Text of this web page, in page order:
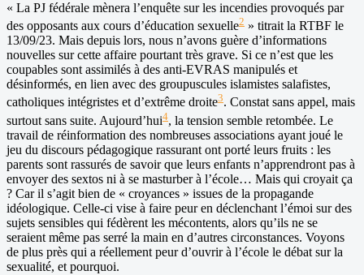
« La PJ fédérale mènera l’enquête sur les incendies provoqués par
des opposants aux cours d’éducation sexuelle2 » titrait la RTBF le
13/09/23. Mais depuis lors, nous n’avons guère d’informations
nouvelles sur cette affaire pourtant très grave. Si ce n’est que les
coupables sont assimilés à des anti-EVRAS manipulés et
désinformés, en lien avec des groupuscules islamistes salafistes,
catholiques intégristes et d’extrême droite3. Constat sans appel, mais
surtout sans suite. Aujourd’hui4, la tension semble retombée. Le
travail de réinformation des nombreuses associations ayant joué le
jeu du discours pédagogique rassurant ont porté leurs fruits : les
parents sont rassurés de savoir que leurs enfants n’apprendront pas à
envoyer des sextos ni à se masturber à l’école… Mais qui croyait ça
? Car il s’agit bien de « croyances » issues de la propagande
idéologique. Celle-ci vise à faire peur en déclenchant l’émoi sur des
sujets sensibles qui fédèrent les mécontents, alors qu’ils ne se
seraient même pas serré la main en d’autres circonstances. Voyons
de plus près qui a réellement peur d’ouvrir à l’école le débat sur la
sexualité, et pourquoi.